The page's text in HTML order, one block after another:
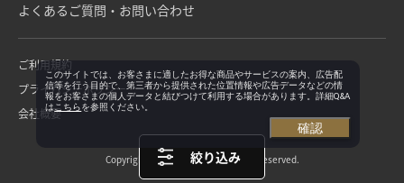
絞り込み
よくあるご質問・お問い合わせ
ご利用規約
プライバシーポリシー
会社概要
Copyright©Japan Airlines. All rights reserved.
このサイトでは、お客さまに適したお得な商品やサービスの案内、広告配
信等を行う目的で、第三者から提供された位置情報や広告データなどの情
報をお客さまの個人データと結びつけて利用する場合があります。詳細Q&A
はこちらを参照ください。
確認